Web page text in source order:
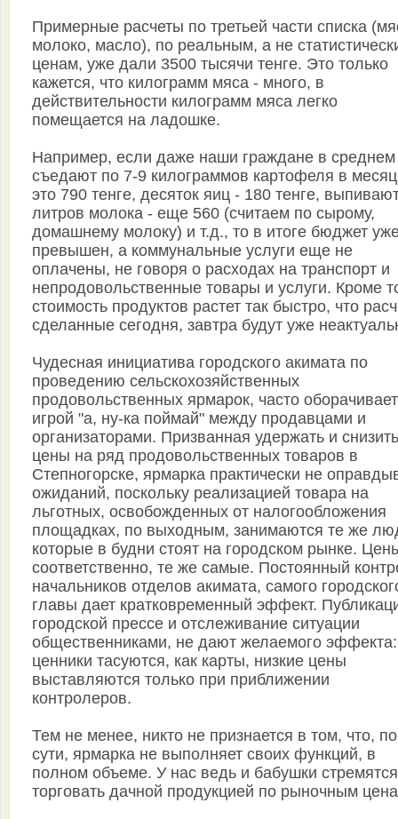
Примерные расчеты по третьей части списка
молоко, масло), по реальным, а не
ценам, уже дали 3500 тысячи тенге. Это только
кажется, что килограмм мяса - много, в
действительности килограмм мяса легко
помещается на ладошке.
Например, если даже наши граждане в среднем
съедают по 7-9 килограммов картофеля в
это 790 тенге, десяток яиц - 180 тенге,
литров молока - еще 560 (считаем по сырому,
домашнему молоку) и т.д., то в итоге бюджет
превышен, а коммунальные услуги еще не
оплачены, не говоря о расходах на транспорт и
непродовольственные товары и услуги. Кроме
стоимость продуктов растет так быстро, что
сделанные сегодня, завтра будут уже
Чудесная инициатива городского акимата по
проведению сельскохозяйственных
продовольственных ярмарок, часто
игрой "а, ну-ка поймай" между продавцами и
организаторами. Призванная удержать и снизить
цены на ряд продовольственных товаров в
Степногорске, ярмарка практически не
ожиданий, поскольку реализацией товара на
льготных, освобожденных от налогообложения
площадках, по выходным, занимаются те же
которые в будни стоят на городском рынке.
соответственно, те же самые. Постоянный
начальников отделов акимата, самого
главы дает кратковременный эффект.
городской прессе и отслеживание ситуации
общественниками, не дают желаемого эффекта:
ценники тасуются, как карты, низкие цены
выставляются только при приближении
контролеров.
Тем не менее, никто не признается в том, что, по
сути, ярмарка не выполняет своих функций, в
полном объеме. У нас ведь и бабушки стремятся
торговать дачной продукцией по рыночным